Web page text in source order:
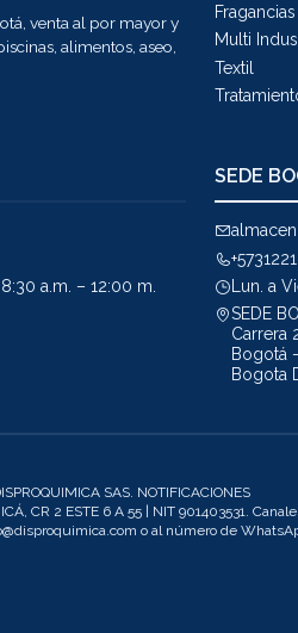
venta al por mayor y
alimentos, aseo,
Multi
Textil
a.m. – 12:00 m.
SEDE
Lun. a
SEDE
Carrera
Bogotá
Bogota
SAS. NOTIFICACIONES
CR 2 ESTE 6 A 55 | NIT 901403531.
o al número de